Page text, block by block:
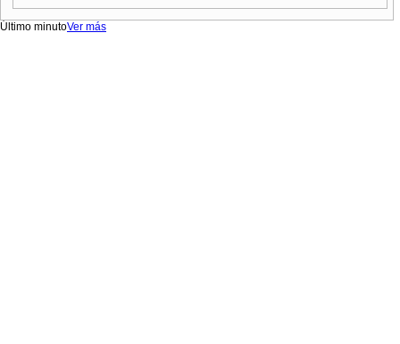
Último minutoVer más